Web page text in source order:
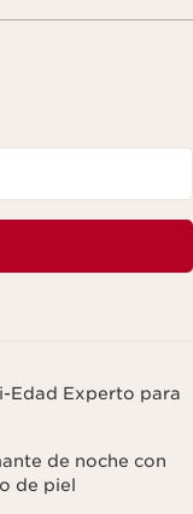
Edad Experto para
de noche con
de piel